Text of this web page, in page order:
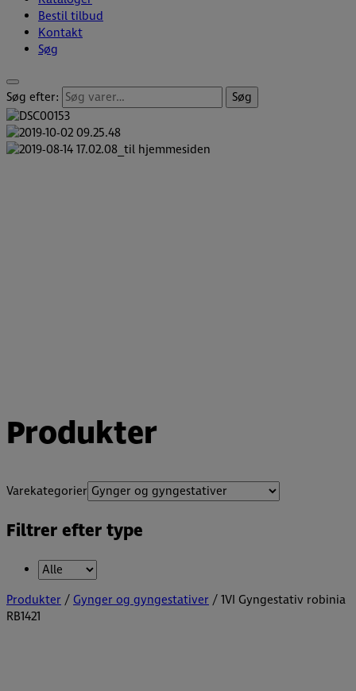
Bestil tilbud
Kontakt
Søg
Søg efter: Søg
Produkter
Varekategorier
Filtrer efter type
Produkter/Gynger og gyngestativer/ 1VI Gyngestativ robinia
RB1421